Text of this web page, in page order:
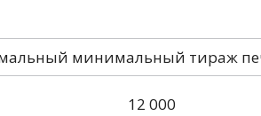
минимальный тираж
12 000